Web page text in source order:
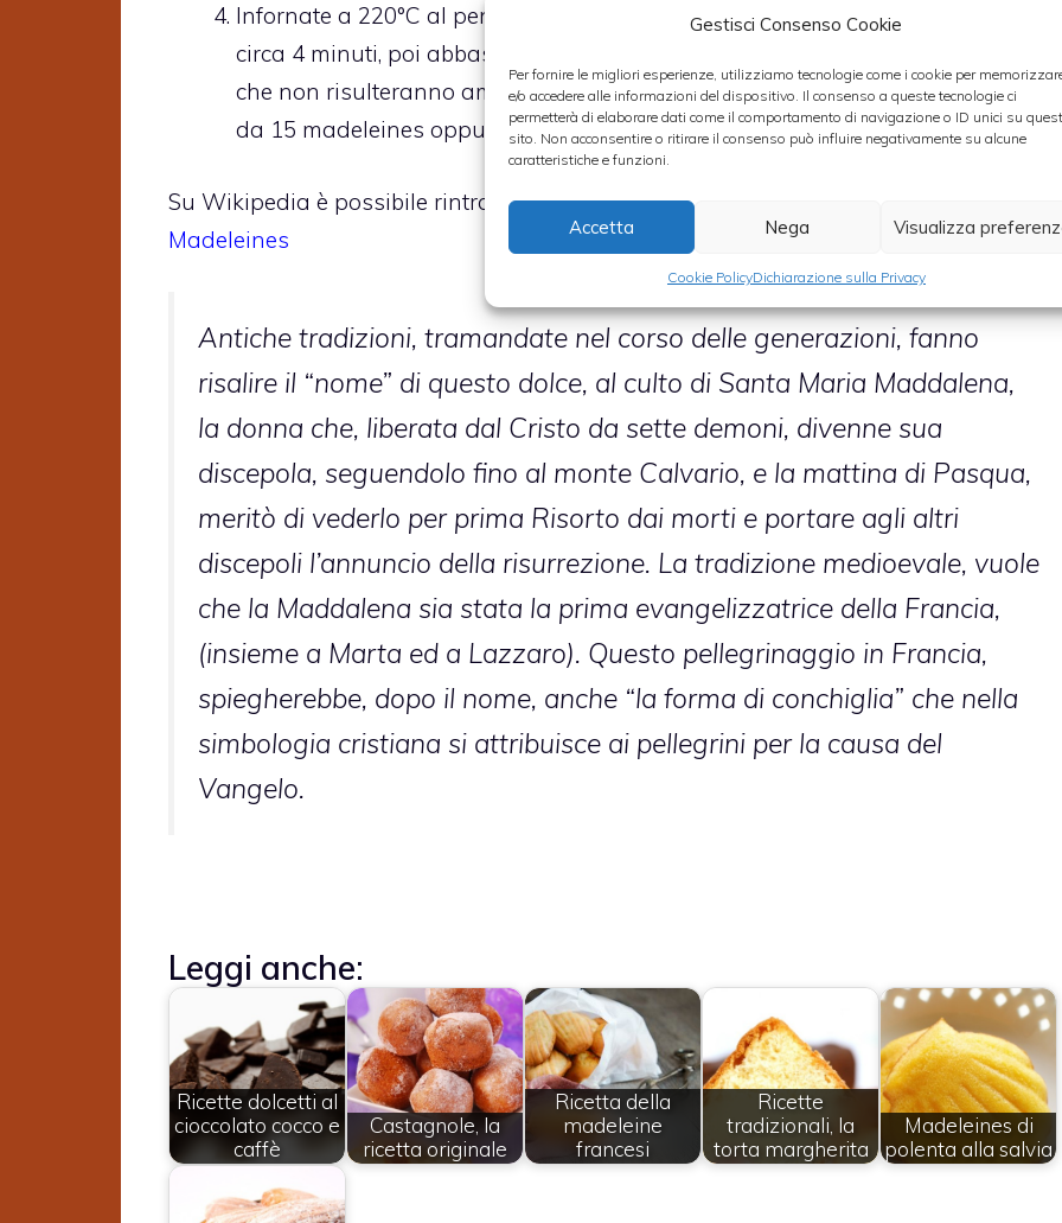
Gestisci Consenso Cookie
Per fornire le migliori esperienze, utilizziamo tecnologie come i cookie per
e/o accedere alle informazioni del dispositivo. Il consenso a queste tecnologie ci
permetterà di elaborare dati come il comportamento di navigazione o ID unici su
sito. Non acconsentire o ritirare il consenso può influire negativamente su alcune
caratteristiche e funzioni.
Accetta Nega Visualizza
Cookie PolicyDichiarazione sulla Privacy
Infornate a 220°C al penultimo ripiano del forno fino a che non gonfieranno,
circa 4 minuti, poi abbassate la temperatura a 190°C e lasciate cuocere fino a
che non risulteranno ambrati in superficie, circa 4 minuti per lo stampo piccolo
da 15 madeleines oppure 7 per lo stampo da 9 tortine.
Su Wikipedia è possibile rintracciare, a titolo di curiosità, l’origine del nome
Madeleines
Antiche tradizioni, tramandate nel corso delle generazioni, fanno
risalire il “nome” di questo dolce, al culto di Santa Maria Maddalena,
la donna che, liberata dal Cristo da sette demoni, divenne sua
discepola, seguendolo fino al monte Calvario, e la mattina di Pasqua,
meritò di vederlo per prima Risorto dai morti e portare agli altri
discepoli l’annuncio della risurrezione. La tradizione medioevale, vuole
che la Maddalena sia stata la prima evangelizzatrice della Francia,
(insieme a Marta ed a Lazzaro). Questo pellegrinaggio in Francia,
spiegherebbe, dopo il nome, anche “la forma di conchiglia” che nella
simbologia cristiana si attribuisce ai pellegrini per la causa del
Vangelo.
Leggi anche:
Ricette dolcetti al
cioccolato cocco e
caffè
Castagnole, la
ricetta originale
Ricetta della
madeleine
francesi
Ricette
tradizionali, la
torta margherita
Madeleines di
polenta alla salvia